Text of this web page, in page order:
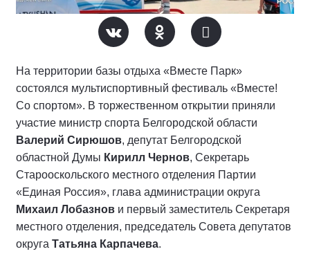
На территории базы отдыха «Вместе Парк»
состоялся мультиспортивный фестиваль «Вместе!
Со спортом». В торжественном открытии приняли
участие министр спорта Белгородской области
Валерий Сирюшов, депутат Белгородской
областной Думы Кирилл Чернов, Секретарь
Старооскольского местного отделения Партии
«Единая Россия», глава администрации округа
Михаил Лобазнов и первый заместитель Секретаря
местного отделения, председатель Совета депутатов
округа Татьяна Карпачева.